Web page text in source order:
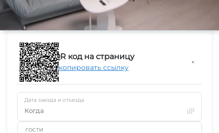
QR код на страницу
Скопировать ссылку
▼
Дата заезда и отъезда
Когда
ГОСТИ